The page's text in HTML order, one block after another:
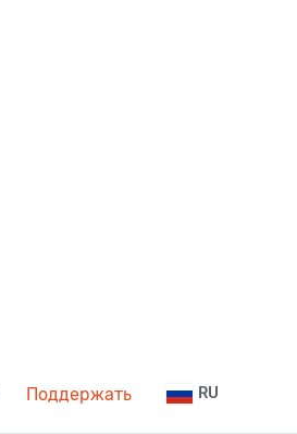
Поддержать RU